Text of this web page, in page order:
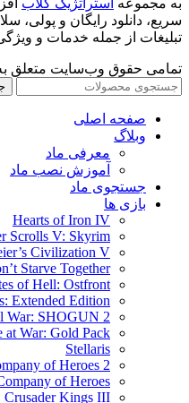
سریع، دانلود رایگان و پولی،
تبلیغات از جمله خدمات و
تمامی حقوق وب‌سایت متعلق
صفحه اصلی
وبلاگ
معرفی ماد
آموزش نصب ماد
جستجوی ماد
بازی ها
Hearts of Iron IV
Scrolls V: Skyrim
Civilization V
Starve Together
of Hell: Ostfront
Extended Edition
War: SHOGUN 2
War: Gold Pack
Stellaris
of Heroes 2
of Heroes
Crusader Kings III